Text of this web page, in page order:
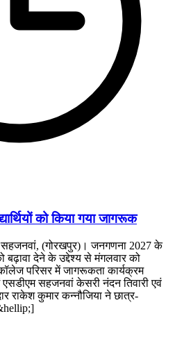
को किया गया जागरूक
सहजनवां, (गोरखपुर)। जनगणना 2027 के
देने के उद्देश्य से मंगलवार को
परिसर में जागरूकता कार्यक्रम
सहजनवां केसरी नंदन तिवारी एवं
राकेश कुमार कन्नौजिया ने छात्र-